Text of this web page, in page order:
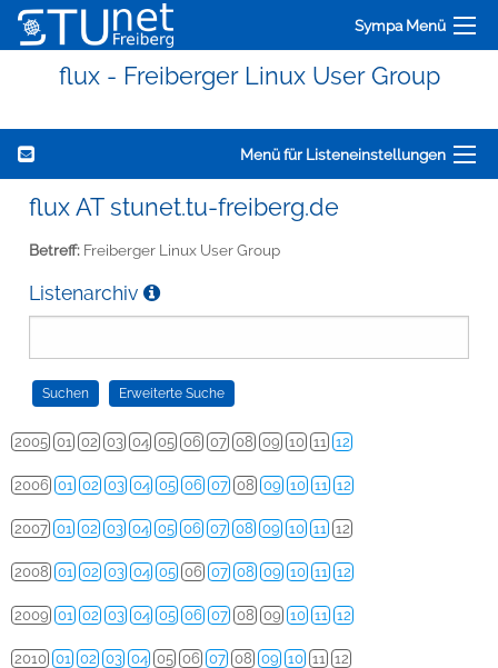
Sympa Menü
flux - Freiberger Linux User Group
Menü für Listeneinstellungen
flux AT stunet.tu-freiberg.de
Betreff: Freiberger Linux User Group
Listenarchiv
2005 01 02 03 04 05 06 07 08 09 10 11 12
2006 01 02 03 04 05 06 07 08 09 10 11 12
2007 01 02 03 04 05 06 07 08 09 10 11 12
2008 01 02 03 04 05 06 07 08 09 10 11 12
2009 01 02 03 04 05 06 07 08 09 10 11 12
2010 01 02 03 04 05 06 07 08 09 10 11 12